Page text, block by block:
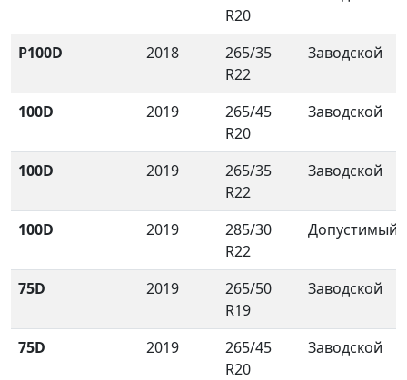
R20
P100D 2018
265/35
R22
Заводской
100D 2019
265/45
R20
Заводской
100D 2019
265/35
R22
Заводской
100D 2019
285/30
R22
Допустимый
75D 2019
265/50
R19
Заводской
75D 2019
265/45
R20
Заводской